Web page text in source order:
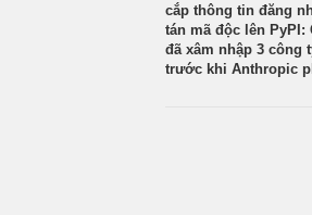
cắp thông tin đăng
tán mã độc lên PyPI:
đã xâm nhập 3 công
trước khi Anthropic